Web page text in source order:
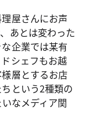
屋さんにお声
あとは変わった
企業では某有
シェフもお越
層とするお店
という2種類の
なメディア関